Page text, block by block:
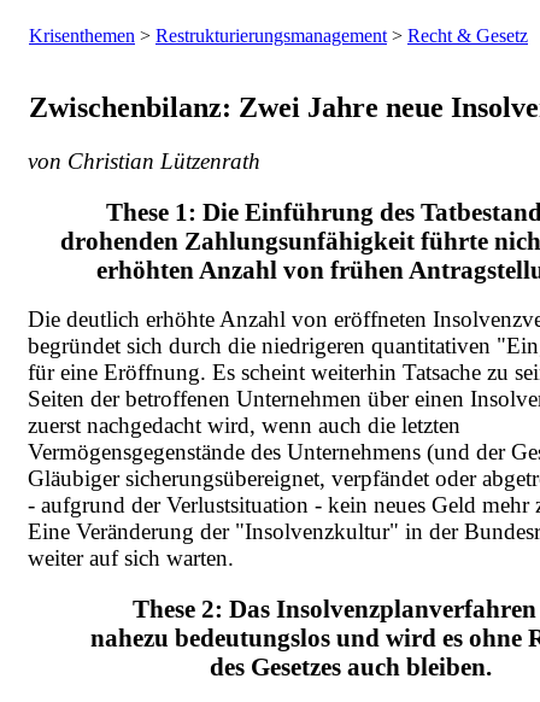
Krisenthemen > Restrukturierungsmanagement > Recht & Gesetz
Zwischenbilanz: Zwei Jahre neue
von Christian Lützenrath
These 1: Die Einführung des
drohenden Zahlungsunfähigkeit führte
erhöhten Anzahl von frühen
Die deutlich erhöhte Anzahl von eröffneten
begründet sich durch die niedrigeren quantitativen
für eine Eröffnung. Es scheint weiterhin Tatsache zu
Seiten der betroffenen Unternehmen über einen
zuerst nachgedacht wird, wenn auch die letzten
Vermögensgegenstände des Unternehmens (und der
Gläubiger sicherungsübereignet, verpfändet oder
- aufgrund der Verlustsituation - kein neues Geld mehr
Eine Veränderung der "Insolvenzkultur" in der
weiter auf sich warten.
These 2: Das
nahezu bedeutungslos und wird es ohne
des Gesetzes auch bleiben.